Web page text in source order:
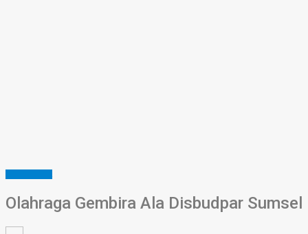
Olahraga Gembira Ala Disbudpar Sumsel